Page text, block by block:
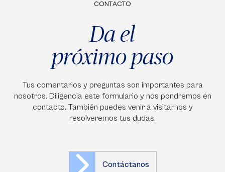
CONTACTO
Da el
próximo paso
Tus comentarios y preguntas son importantes para
nosotros. Diligencia este formulario y nos pondremos en
contacto. También puedes venir a visitarnos y
resolveremos tus dudas.
Contáctanos